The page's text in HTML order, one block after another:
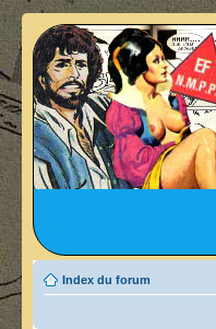
Index du forum